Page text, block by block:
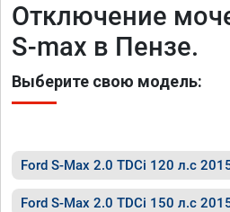
Отключение
S-max в Пензе.
Выберите свою модель:
Ford S-Max 2.0 TDCi 120 л.с
Ford S-Max 2.0 TDCi 150 л.с